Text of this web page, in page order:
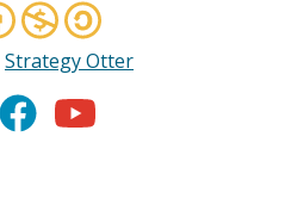
Strategy Otter